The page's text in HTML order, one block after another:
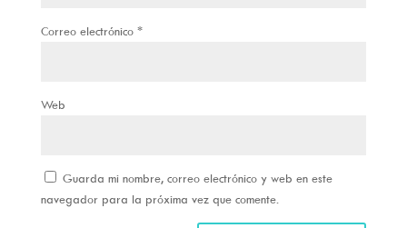
Correo electrónico *
Web
Guarda mi nombre, correo electrónico y web en este
navegador para la próxima vez que comente.